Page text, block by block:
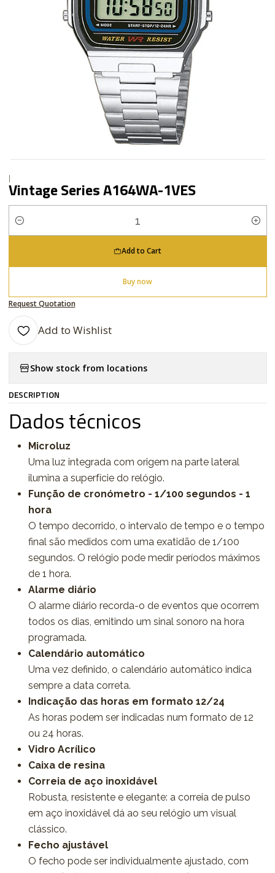
|
Vintage Series A164WA-1VES
Quantity
Add to Cart
Buy now
Request Quotation
Add to Wishlist
Show stock from locations
DESCRIPTION
Dados técnicos
Microluz
Uma luz integrada com origem na parte lateral
ilumina a superfície do relógio.
Função de cronómetro - 1/100 segundos - 1
hora
O tempo decorrido, o intervalo de tempo e o tempo
final são medidos com uma exatidão de 1/100
segundos. O relógio pode medir períodos máximos
de 1 hora.
Alarme diário
O alarme diário recorda-o de eventos que ocorrem
todos os dias, emitindo um sinal sonoro na hora
programada.
Calendário automático
Uma vez definido, o calendário automático indica
sempre a data correta.
Indicação das horas em formato 12/24
As horas podem ser indicadas num formato de 12
ou 24 horas.
Vidro Acrílico
Caixa de resina
Correia de aço inoxidável
Robusta, resistente e elegante: a correia de pulso
em aço inoxidável dá ao seu relógio um visual
clássico.
Fecho ajustável
O fecho pode ser individualmente ajustado, com